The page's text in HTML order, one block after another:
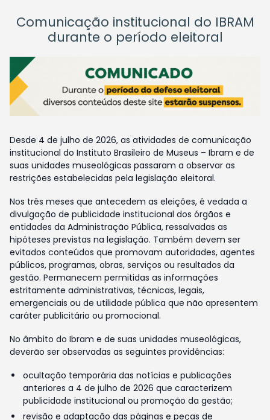
Comunicação institucional do IBRAM
durante o período eleitoral
Desde 4 de julho de 2026, as atividades de comunicação
institucional do Instituto Brasileiro de Museus – Ibram e de
suas unidades museológicas passaram a observar as
restrições estabelecidas pela legislação eleitoral.
Nos três meses que antecedem as eleições, é vedada a
divulgação de publicidade institucional dos órgãos e
entidades da Administração Pública, ressalvadas as
hipóteses previstas na legislação. Também devem ser
evitados conteúdos que promovam autoridades, agentes
públicos, programas, obras, serviços ou resultados da
gestão. Permanecem permitidas as informações
estritamente administrativas, técnicas, legais,
emergenciais ou de utilidade pública que não apresentem
caráter publicitário ou promocional.
No âmbito do Ibram e de suas unidades museológicas,
deverão ser observadas as seguintes providências:
ocultação temporária das notícias e publicações
anteriores a 4 de julho de 2026 que caracterizem
publicidade institucional ou promoção da gestão;
revisão e adaptação das páginas e peças de